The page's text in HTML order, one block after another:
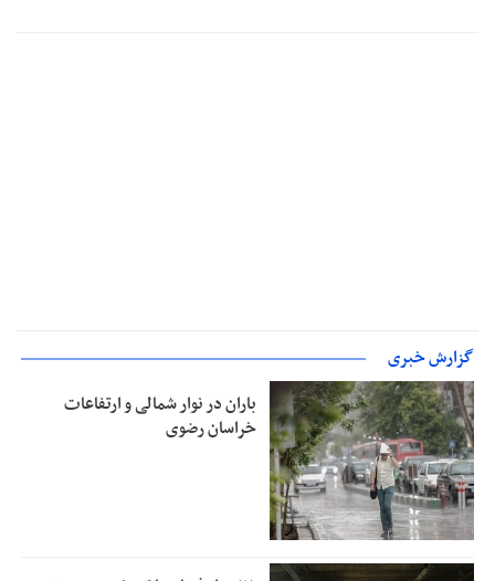
گزارش خبری
باران در نوار شمالی و ارتفاعات
خراسان رضوی